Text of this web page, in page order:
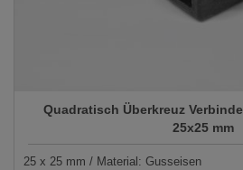
Quadratisch Überkreuz
25x25 mm
25 x 25 mm / Material: Gusseisen